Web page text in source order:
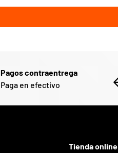
Pagos contraentrega
Paga en efectivo
Tienda online